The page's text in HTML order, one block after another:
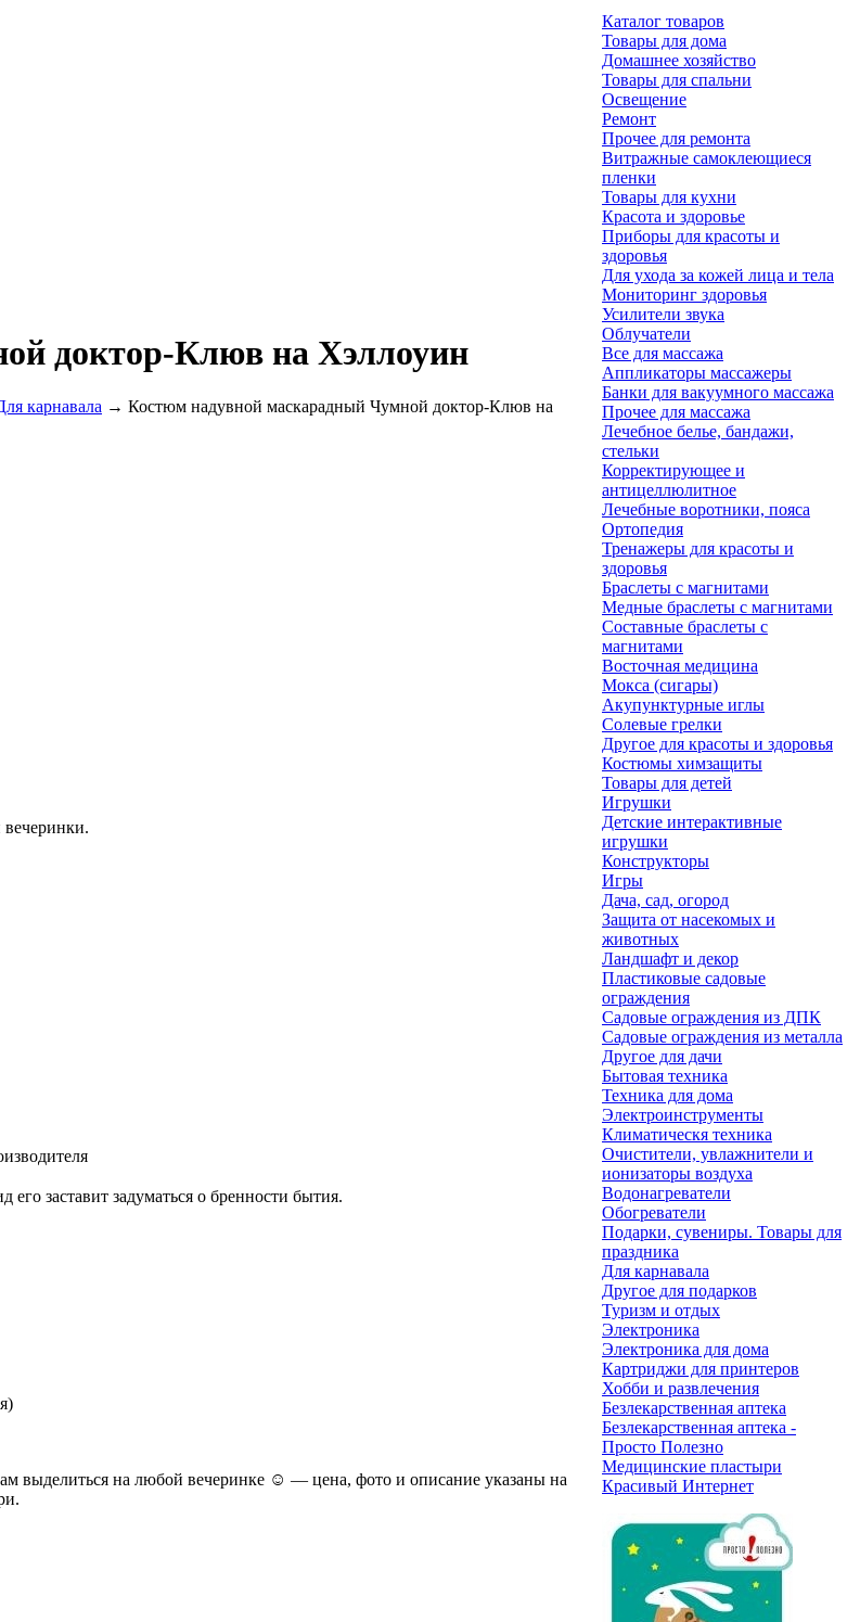
доктор-Клюв на Хэллоуин
карнавала → Костюм надувной маскарадный Чумной доктор-Клюв на
заставит задуматься о бренности бытия.
выделиться на любой вечеринке ☺ — цена, фото и описание указаны на
.
Каталог товаров
Товары для дома
Домашнее хозяйство
Товары для спальни
Освещение
Ремонт
Прочее для ремонта
Витражные самоклеющиеся
пленки
Товары для кухни
Красота и здоровье
Приборы для красоты и
здоровья
Для ухода за кожей лица и тела
Мониторинг здоровья
Усилители звука
Облучатели
Все для массажа
Аппликаторы массажеры
Банки для вакуумного массажа
Прочее для массажа
Лечебное белье, бандажи,
стельки
Корректирующее и
антицеллюлитное
Лечебные воротники, пояса
Ортопедия
Тренажеры для красоты и
здоровья
Браслеты с магнитами
Медные браслеты с магнитами
Составные браслеты с
магнитами
Восточная медицина
Мокса (сигары)
Акупунктурные иглы
Солевые грелки
Другое для красоты и здоровья
Костюмы химзащиты
Товары для детей
Игрушки
Детские интерактивные
игрушки
Конструкторы
Игры
Дача, сад, огород
Защита от насекомых и
животных
Ландшафт и декор
Пластиковые садовые
ограждения
Садовые ограждения из ДПК
Садовые ограждения из металла
Другое для дачи
Бытовая техника
Техника для дома
Электроинструменты
Климатическя техника
Очистители, увлажнители и
ионизаторы воздуха
Водонагреватели
Обогреватели
Подарки, сувениры. Товары для
праздника
Для карнавала
Другое для подарков
Туризм и отдых
Электроника
Электроника для дома
Картриджи для принтеров
Хобби и развлечения
Безлекарственная аптека
Безлекарственная аптека -
Просто Полезно
Медицинские пластыри
Красивый Интернет